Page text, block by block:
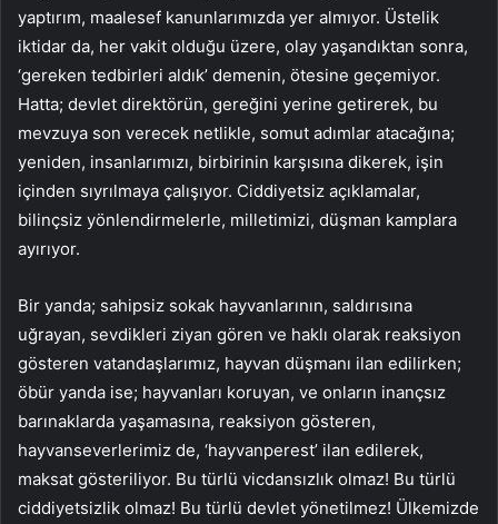
yaptırım, maalesef kanunlarımızda yer almıyor. Üstelik
iktidar da, her vakit olduğu üzere, olay yaşandıktan sonra,
‘gereken tedbirleri aldık’ demenin, ötesine geçemiyor.
Hatta; devlet direktörün, gereğini yerine getirerek, bu
mevzuya son verecek netlikle, somut adımlar atacağına;
yeniden, insanlarımızı, birbirinin karşısına dikerek, işin
içinden sıyrılmaya çalışıyor. Ciddiyetsiz açıklamalar,
bilinçsiz yönlendirmelerle, milletimizi, düşman kamplara
ayırıyor.
Bir yanda; sahipsiz sokak hayvanlarının, saldırısına
uğrayan, sevdikleri ziyan gören ve haklı olarak reaksiyon
gösteren vatandaşlarımız, hayvan düşmanı ilan edilirken;
öbür yanda ise; hayvanları koruyan, ve onların inançsız
barınaklarda yaşamasına, reaksiyon gösteren,
hayvanseverlerimiz de, ‘hayvanperest’ ilan edilerek,
maksat gösteriliyor. Bu türlü vicdansızlık olmaz! Bu türlü
ciddiyetsizlik olmaz! Bu türlü devlet yönetilmez! Ülkemizde